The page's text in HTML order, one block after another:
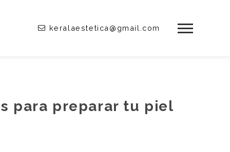
keralaestetica@gmail.com
para preparar tu piel